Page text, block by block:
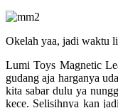
Okelah yaa, jadi waktu
Lumi Toys Magnetic
gudang aja harganya
kita sabar dulu ya
kece. Selisihnya kan